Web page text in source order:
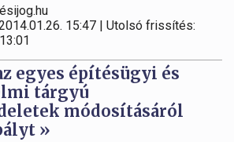
15:47 | Utolsó frissítés:
egyes építésügyi és
tárgyú
módosításáról
»